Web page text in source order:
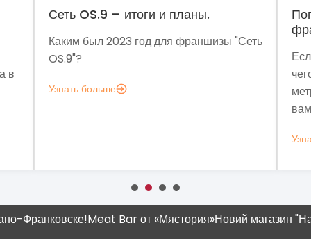
– итоги и планы.
2023 год для франшизы "Сеть
Поговорим о
франчайзинга?
Если задумались
чего мне
метрик, которые
Meat Bar от «Мястория»Новий магазин "Наш